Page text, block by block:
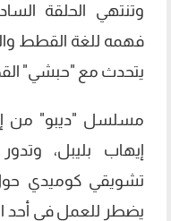
وتنتهي الحلقة
فهمه للغة القطط
يتحدث مع "حبشي"
مسلسل "ديبو" من
إيهاب بليبل،
تشويقي كوميدي
يضطر للعمل في أحد